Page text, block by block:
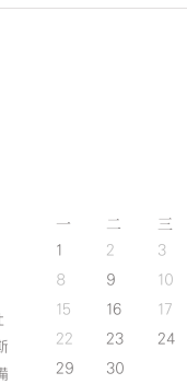
一 二 三
1 2 3
8
9 10
15
16 17
22
23 24
29
30